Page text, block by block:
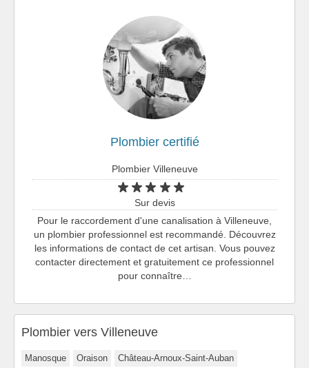
Plombier certifié
Plombier Villeneuve
Sur devis
Pour le raccordement d'une canalisation à Villeneuve,
un plombier professionnel est recommandé. Découvrez
les informations de contact de cet artisan. Vous pouvez
contacter directement et gratuitement ce professionnel
pour connaître…
Plombier vers Villeneuve
Manosque Oraison Château-Arnoux-Saint-Auban